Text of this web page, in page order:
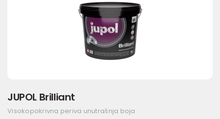
JUPOL Brilliant
Visokopokrivna periva unutrašnja boja